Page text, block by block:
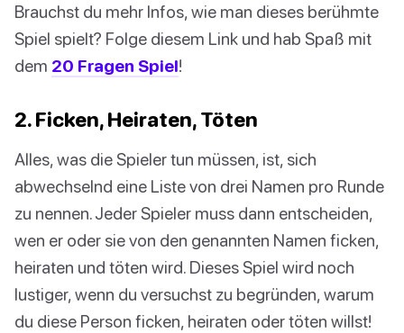
Brauchst du mehr Infos, wie man dieses berühmte
Spiel spielt? Folge diesem Link und hab Spaß mit
dem 20 Fragen Spiel!
2. Ficken, Heiraten, Töten
Alles, was die Spieler tun müssen, ist, sich
abwechselnd eine Liste von drei Namen pro Runde
zu nennen. Jeder Spieler muss dann entscheiden,
wen er oder sie von den genannten Namen ficken,
heiraten und töten wird. Dieses Spiel wird noch
lustiger, wenn du versuchst zu begründen, warum
du diese Person ficken, heiraten oder töten willst!